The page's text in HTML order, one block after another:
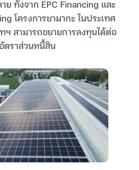
ย ทั้งจาก EPC Financing และ
โครงการยามากะ ในประเทศ
สามารถขยายการลงทุนได้ต่อ
ตราส่วนหนี้สิน